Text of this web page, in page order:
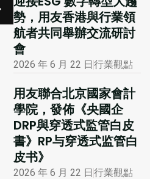
市場活動
大公報專版報道用
友聯合主辦的國際
財務及會計數智化
創新峰會
閲讀更多
勢，用友香港與行業領
航者共同舉辦交流研討
會
2026 年 6 月 22 日 行業觀點
用友聯合北京國家會計
學院，發佈《央國企
DRP與穿透式監管白皮
書》RP与穿透式监管白
皮书》
2026 年 6 月 22 日 行業觀點